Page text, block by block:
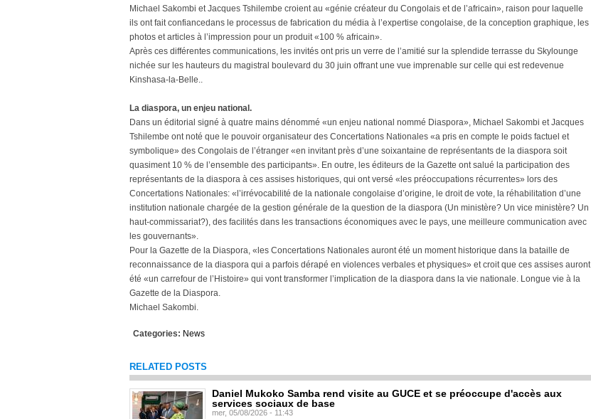
Michael Sakombi et Jacques Tshilembe croient au «génie créateur du Congolais et de l’africain», raison pour laquelle
ils ont fait confiancedans le processus de fabrication du média à l’expertise congolaise, de la conception graphique, les
photos et articles à l’impression pour un produit «100 % africain».
Après ces différentes communications, les invités ont pris un verre de l’amitié sur la splendide terrasse du Skylounge
nichée sur les hauteurs du magistral boulevard du 30 juin offrant une vue imprenable sur celle qui est redevenue
Kinshasa-la-Belle..
La diaspora, un enjeu national.
Dans un éditorial signé à quatre mains dénommé «un enjeu national nommé Diaspora», Michael Sakombi et Jacques
Tshilembe ont noté que le pouvoir organisateur des Concertations Nationales «a pris en compte le poids factuel et
symbolique» des Congolais de l’étranger «en invitant près d’une soixantaine de représentants de la diaspora soit
quasiment 10 % de l’ensemble des participants». En outre, les éditeurs de la Gazette ont salué la participation des
représentants de la diaspora à ces assises historiques, qui ont versé «les préoccupations récurrentes» lors des
Concertations Nationales: «l’irrévocabilité de la nationale congolaise d’origine, le droit de vote, la réhabilitation d’une
institution nationale chargée de la gestion générale de la question de la diaspora (Un ministère? Un vice ministère? Un
haut-commissariat?), des facilités dans les transactions économiques avec le pays, une meilleure communication avec
les gouvernants».
Pour la Gazette de la Diaspora, «les Concertations Nationales auront été un moment historique dans la bataille de
reconnaissance de la diaspora qui a parfois dérapé en violences verbales et physiques» et croit que ces assises auront
été «un carrefour de l’Histoire» qui vont transformer l’implication de la diaspora dans la vie nationale. Longue vie à la
Gazette de la Diaspora.
Michael Sakombi.
Categories: News
RELATED POSTS
Daniel Mukoko Samba rend visite au GUCE et se préoccupe d'accès aux
services sociaux de base
mer, 05/08/2026 - 11:43